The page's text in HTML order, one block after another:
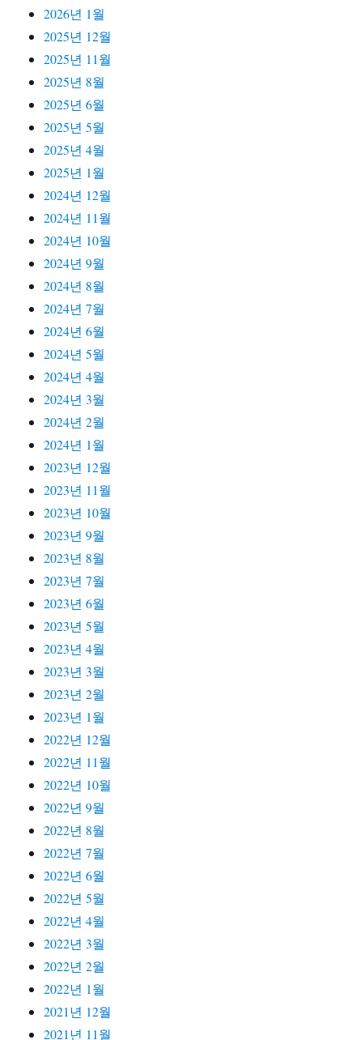
2026년 1월
2025년 12월
2025년 11월
2025년 8월
2025년 6월
2025년 5월
2025년 4월
2025년 1월
2024년 12월
2024년 11월
2024년 10월
2024년 9월
2024년 8월
2024년 7월
2024년 6월
2024년 5월
2024년 4월
2024년 3월
2024년 2월
2024년 1월
2023년 12월
2023년 11월
2023년 10월
2023년 9월
2023년 8월
2023년 7월
2023년 6월
2023년 5월
2023년 4월
2023년 3월
2023년 2월
2023년 1월
2022년 12월
2022년 11월
2022년 10월
2022년 9월
2022년 8월
2022년 7월
2022년 6월
2022년 5월
2022년 4월
2022년 3월
2022년 2월
2022년 1월
2021년 12월
2021년 11월